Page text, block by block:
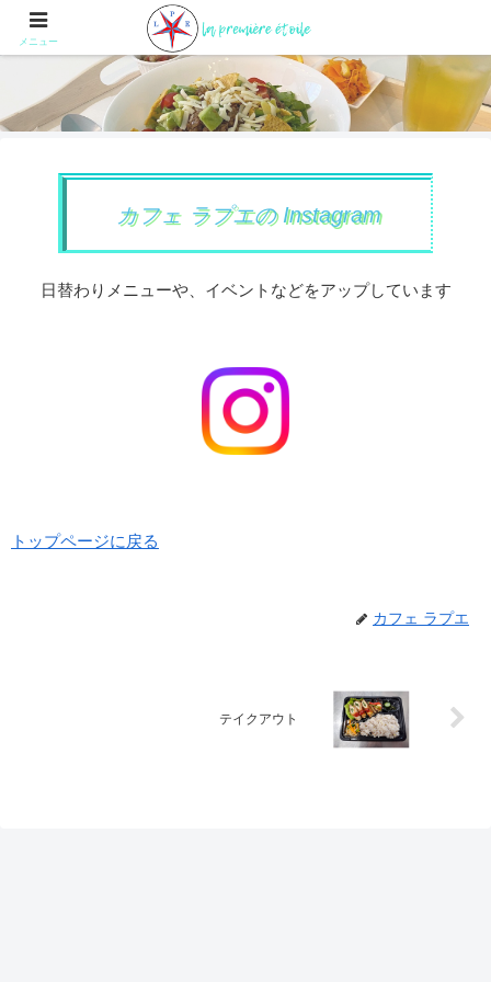
カフェ ラプエの Instagram
日替わりメニューや、イベントなどをアップしています
トップページに戻る
カフェ ラプエ
テイクアウト
メニュー